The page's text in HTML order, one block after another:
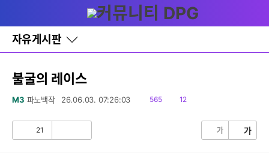
와
홈
자유게시판
바
로
기
레
이
어
불굴의 레이스
M3 파노백작 26.06.03. 07:26:03
읽
565
댓
12
공21 가 가